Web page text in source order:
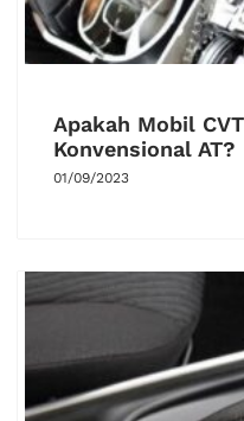
Apakah Mobil
Konvensional AT?
01/09/2023